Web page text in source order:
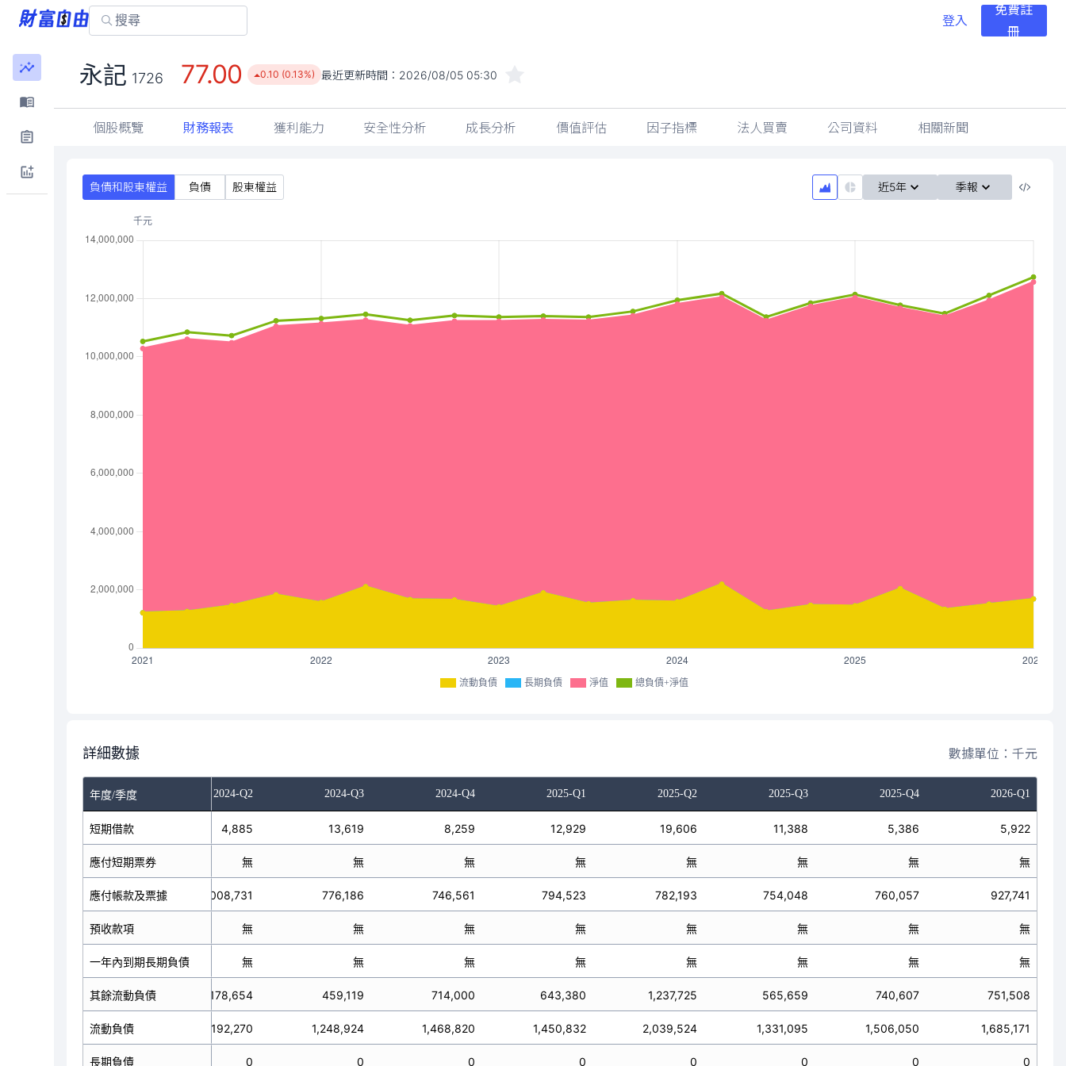
登入
免費註
冊
永記 1726 77.00 0.10 (0.13%) 最近更新時間： 2026/08/05 05:30
個股概覽 財務報表 獲利能力 安全性分析 成長分析 價值評估 因子指標 法人買賣 公司資料 相關新聞
負債和股東權益 負債 股東權益 近5年 季報
流動負債 長期負債 淨值 總負債+淨值
詳細數據 數據單位：千元
年度/季度
2024-Q1 2024-Q2 2024-Q3 2024-Q4 2025-Q1 2025-Q2 2025-Q3 2025-Q4 2026-Q1
短期借款
應付短期票券
應付帳款及票據
預收款項
一年內到期長期負債
其餘流動負債
流動負債
長期負債
15,190 4,885 13,619 8,259 12,929 19,606 11,388 5,386 5,922
無 無 無 無 無 無 無 無 無
952,299 1,008,731 776,186 746,561 794,523 782,193 754,048 760,057 927,741
無 無 無 無 無 無 無 無 無
無 無 無 無 無 無 無 無 無
621,124 1,178,654 459,119 714,000 643,380 1,237,725 565,659 740,607 751,508
1,588,613 2,192,270 1,248,924 1,468,820 1,450,832 2,039,524 1,331,095 1,506,050 1,685,171
0 0 0 0 0 0 0 0